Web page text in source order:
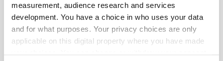
measurement, audience research and services
development. You have a choice in who uses your data
and for what purposes. Your privacy choices are only
applicable on this digital property where you have made